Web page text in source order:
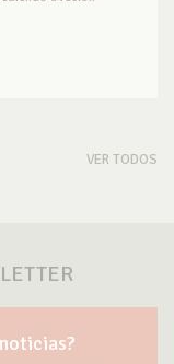
VER TODOS